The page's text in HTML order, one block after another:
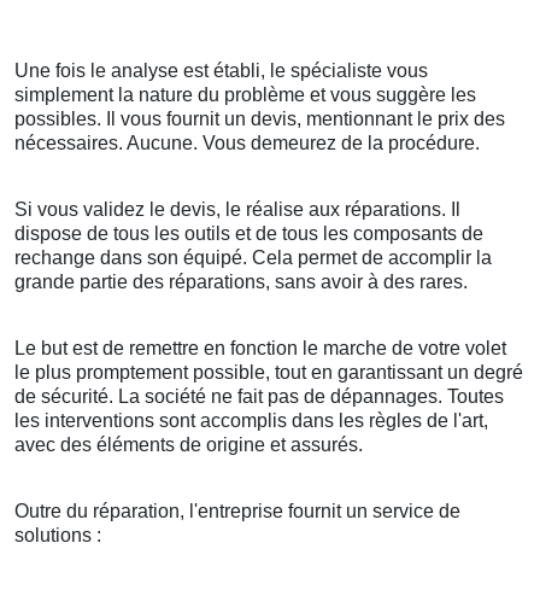
Une fois le analyse est établi, le spécialiste vous
simplement la nature du problème et vous suggère les
possibles. Il vous fournit un devis, mentionnant le prix des
nécessaires. Aucune. Vous demeurez de la procédure.
Si vous validez le devis, le réalise aux réparations. Il
dispose de tous les outils et de tous les composants de
rechange dans son équipé. Cela permet de accomplir la
grande partie des réparations, sans avoir à des rares.
Le but est de remettre en fonction le marche de votre volet
le plus promptement possible, tout en garantissant un degré
de sécurité. La société ne fait pas de dépannages. Toutes
les interventions sont accomplis dans les règles de l'art,
avec des éléments de origine et assurés.
Outre du réparation, l'entreprise fournit un service de
solutions :